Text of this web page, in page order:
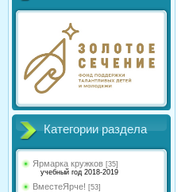
Категории раздела
Ярмарка кружков [35]
учебный год 2018-2019
ВместеЯрче! [53]